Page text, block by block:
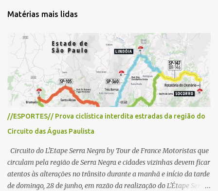
n
i
o
Matérias mais lidas
//ESPORTES// Prova ciclística interdita estradas da região do
Circuito das Águas Paulista
Circuito do L'Etape Serra Negra by Tour de France Motoristas que
circulam pela região de Serra Negra e cidades vizinhas devem ficar
atentos às alterações no trânsito durante a manhã e início da tarde
de domingo, 28 de junho, em razão da realização do L'Étape Serra